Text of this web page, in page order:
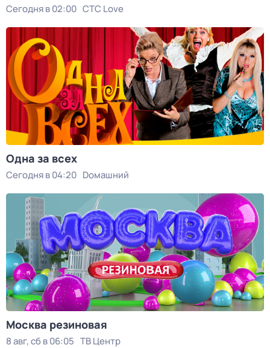
Сегодня в 02:00 СТС Love
Одна за всех
Сегодня в 04:20 Dомашний
Москва резиновая
8 авг, сб в 06:05 ТВ Центр